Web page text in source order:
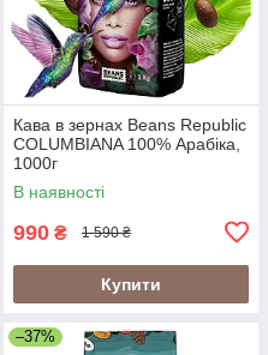
Кава в зернах Beans Republic
COLUMBIANA 100% Арабіка,
1000г
В наявності
990 ₴ 1 590 ₴
Купити
–37%